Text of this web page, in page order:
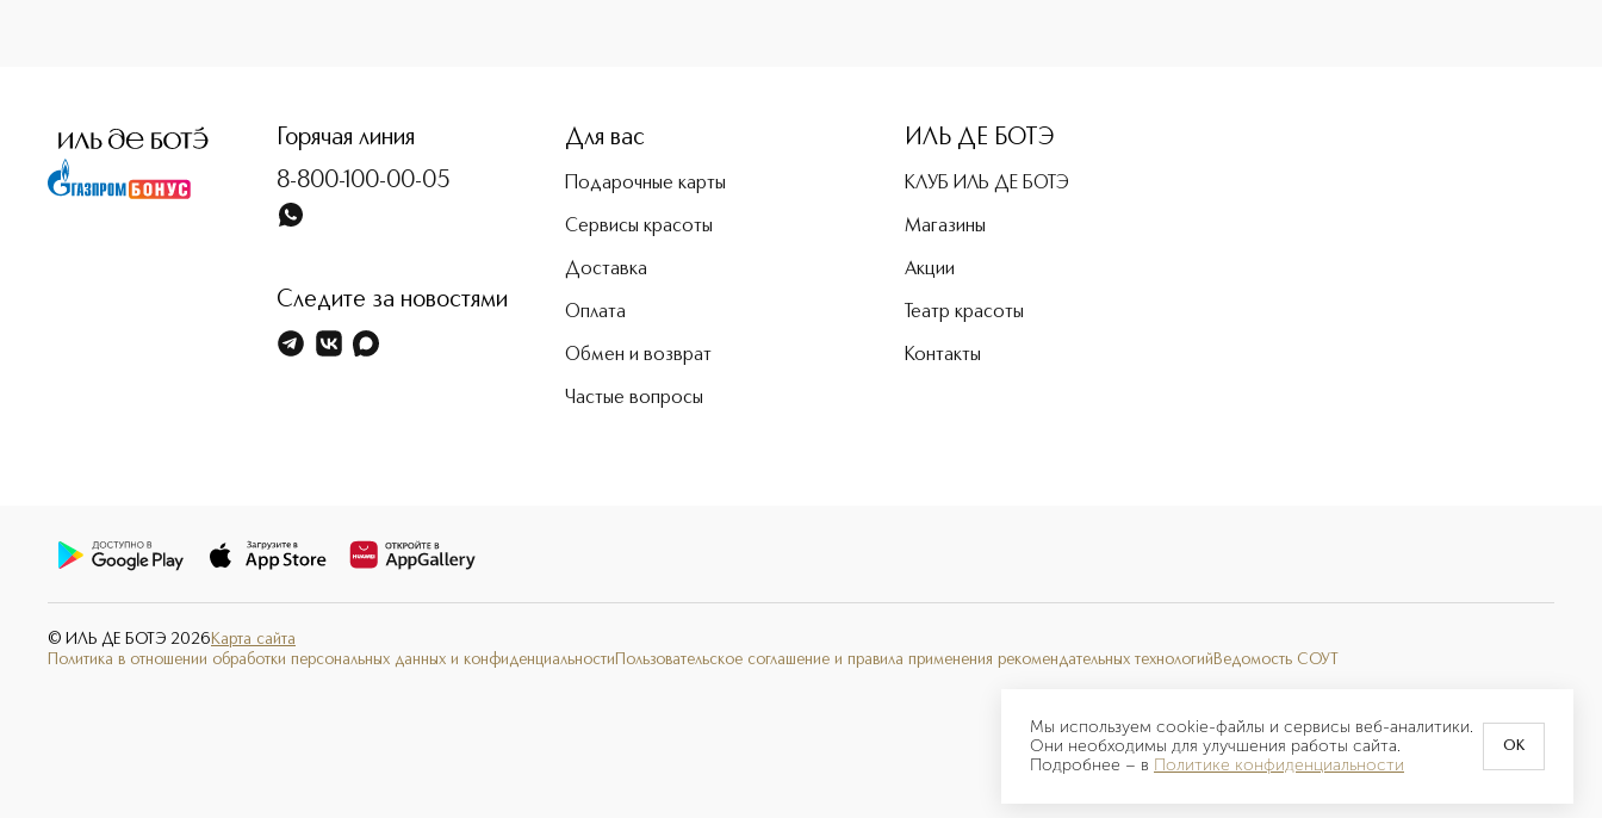
Мы используем cookie-файлы и сервисы веб-аналитики.
Они необходимы для улучшения работы сайта.
Подробнее – в Политике конфиденциальности
OK
Горячая линия
8-800-100-00-05
Следите за новостями
Для вас
Подарочные карты
Сервисы красоты
Доставка
Оплата
Обмен и возврат
Частые вопросы
ИЛЬ ДЕ БОТЭ
КЛУБ ИЛЬ ДЕ БОТЭ
Магазины
Акции
Театр красоты
Контакты
© ИЛЬ ДЕ БОТЭ 2026 Карта сайта
Политика в отношении обработки персональных данных и конфиденциальности Пользовательское соглашение и правила применения рекомендательных технологий Ведомость СОУТ